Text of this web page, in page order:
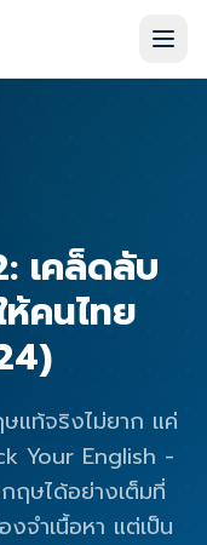
เคล็ดลับ
คนไทย
แท้จริงไม่ยาก แค่
Your English -
ษได้อย่างเต็มที่
จำเนื้อหา แต่เป็น